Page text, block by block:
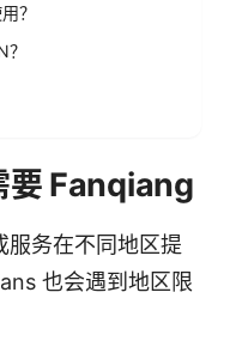
？
要 Fanqiang
服务在不同地区提
也会遇到地区限